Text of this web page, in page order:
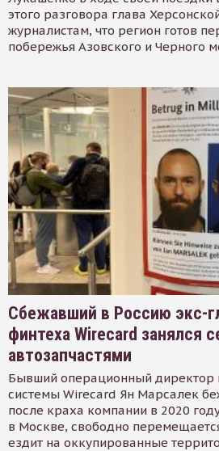
этого разговора глава
журналистам, что регион готов
побережья Азовского и Черного
Сбежавший в Россию экс-
финтеха Wirecard занялся
автозапчастями
Бывший операционный директор
системы Wirecard Ян Марсалек
после краха компании в 2020
в Москве, свободно
ездит на оккупированные